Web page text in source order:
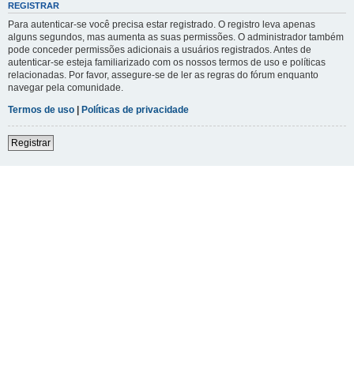
REGISTRAR
Para autenticar-se você precisa estar registrado. O registro leva apenas
alguns segundos, mas aumenta as suas permissões. O administrador também
pode conceder permissões adicionais a usuários registrados. Antes de
autenticar-se esteja familiarizado com os nossos termos de uso e políticas
relacionadas. Por favor, assegure-se de ler as regras do fórum enquanto
navegar pela comunidade.
Termos de uso | Políticas de privacidade
Registrar